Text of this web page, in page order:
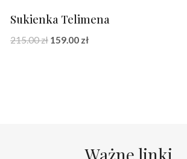
Sukienka Telimena
215.00zł Pierwotna
159.00 złAktualna
Ważne linki